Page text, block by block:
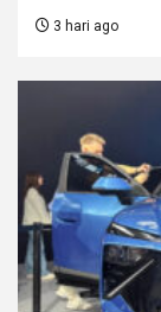
3 hari ago